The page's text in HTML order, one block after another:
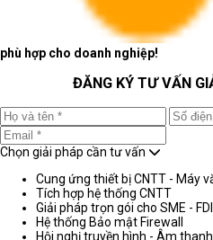
phù hợp cho doanh nghiệp!
ĐĂNG KÝ TƯ VẤN
Chọn giải pháp cần tư vấn
Cung ứng thiết bị CNTT - Máy
Tích hợp hệ thống CNTT
Giải pháp trọn gói cho SME - FDI
Hệ thống Bảo mật Firewall
Hội nghị truyền hình - Âm